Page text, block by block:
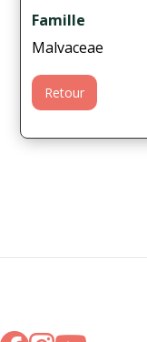
Famille
Malvaceae
Retour